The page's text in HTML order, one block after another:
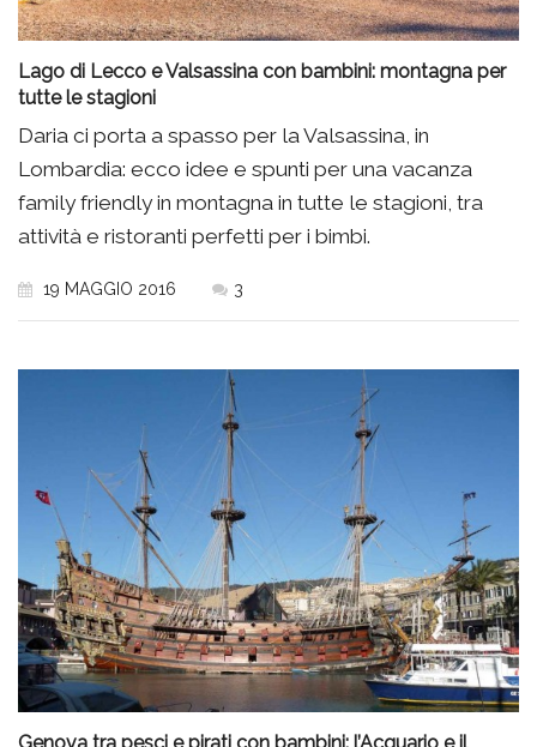
Lago di Lecco e Valsassina con bambini: montagna per
tutte le stagioni
Daria ci porta a spasso per la Valsassina, in
Lombardia: ecco idee e spunti per una vacanza
family friendly in montagna in tutte le stagioni, tra
attività e ristoranti perfetti per i bimbi.
19 MAGGIO 2016 3